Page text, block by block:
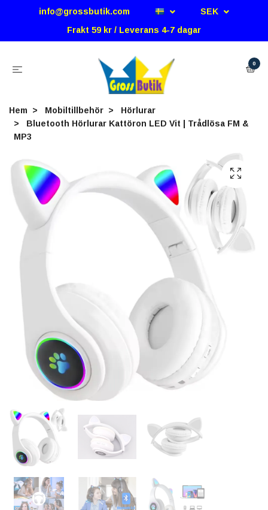
info@grossbutik.com
SEK
Frakt 59 kr / Leverans 4-7 dagar
0
Hem Mobiltillbehör
Hörlurar
Bluetooth Hörlurar Kattöron LED Vit | Trådlösa FM &
MP3